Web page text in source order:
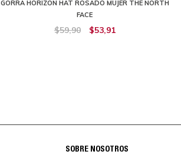
GORRA HORIZON HAT ROSADO MUJER THE NORTH
FACE
$59,90 $53,91
SOBRE NOSOTROS